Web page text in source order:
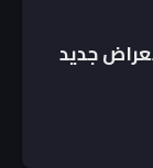
جديد